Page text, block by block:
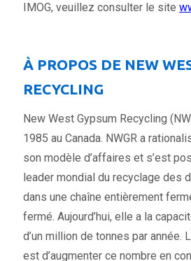
IMOG, veuillez consulter le site
À PROPOS DE NEW
RECYCLING
New West Gypsum Recycling
1985 au Canada. NWGR a
son modèle d’affaires et s’est
leader mondial du recyclage des
dans une chaîne entièrement
fermé. Aujourd’hui, elle a la
d’un million de tonnes par année.
est d’augmenter ce nombre en